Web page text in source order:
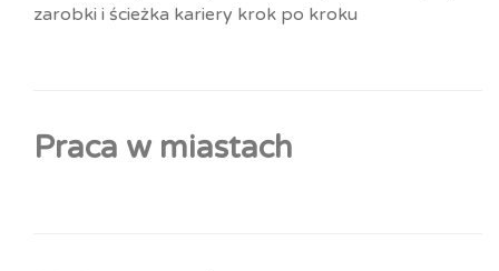
zarobki i ścieżka kariery krok po kroku
Praca w miastach